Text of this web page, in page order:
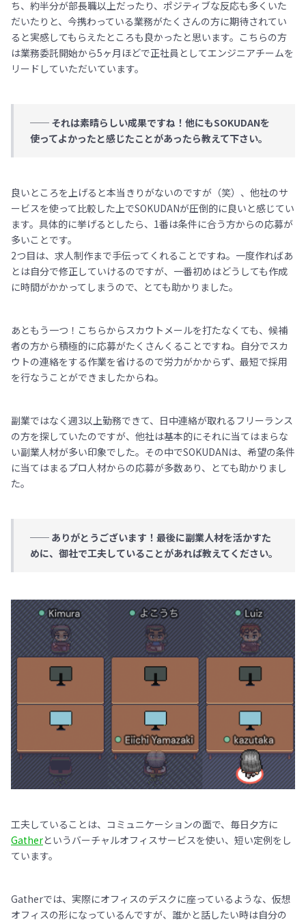
ち、約半分が部長職以上だったり、ポジティブな反応も多くいた
だいたりと、今携わっている業務がたくさんの方に期待されてい
ると実感してもらえたところも良かったと思います。こちらの方
は業務委託開始から5ヶ月ほどで正社員としてエンジニアチームを
リードしていただいています。
── それは素晴らしい成果ですね！他にもSOKUDANを
使ってよかったと感じたことがあったら教えて下さい。
良いところを上げると本当きりがないのですが（笑）、他社のサ
ービスを使って比較した上でSOKUDANが圧倒的に良いと感じてい
ます。具体的に挙げるとしたら、1番は条件に合う方からの応募が
多いことです。
2つ目は、求人制作まで手伝ってくれることですね。一度作ればあ
とは自分で修正していけるのですが、一番初めはどうしても作成
に時間がかかってしまうので、とても助かりました。
あともう一つ！こちらからスカウトメールを打たなくても、候補
者の方から積極的に応募がたくさんくることですね。自分でスカ
ウトの連絡をする作業を省けるので労力がかからず、最短で採用
を行なうことができましたからね。
副業ではなく週3以上勤務できて、日中連絡が取れるフリーランス
の方を探していたのですが、他社は基本的にそれに当てはまらな
い副業人材が多い印象でした。その中でSOKUDANは、希望の条件
に当てはまるプロ人材からの応募が多数あり、とても助かりまし
た。
── ありがとうございます！最後に副業人材を活かすた
めに、御社で工夫していることがあれば教えてください。
工夫していることは、コミュニケーションの面で、毎日夕方に
Gatherというバーチャルオフィスサービスを使い、短い定例をし
ています。
Gatherでは、実際にオフィスのデスクに座っているような、仮想
オフィスの形になっているんですが、誰かと話したい時は自分の